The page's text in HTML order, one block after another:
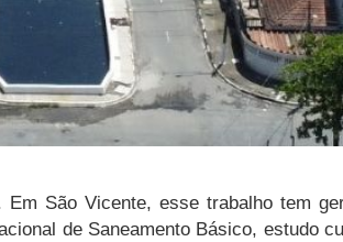
São Vicente, esse trabalho tem
de Saneamento Básico, estudo